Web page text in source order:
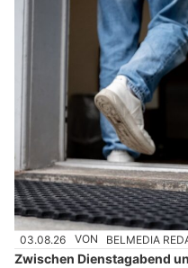
03.08.26 VON BELMEDIA
Zwischen Dienstagabend